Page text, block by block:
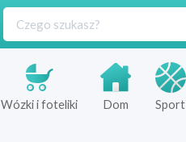
Wózki i foteliki Dom Sport